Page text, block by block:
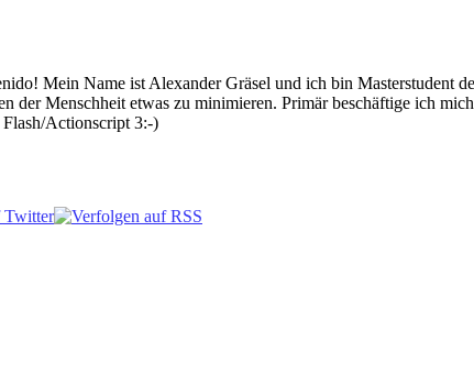
Mein Name ist Alexander Gräsel und ich bin Masterstudent
der Menschheit etwas zu minimieren. Primär beschäftige ich
Actionscript 3:-)